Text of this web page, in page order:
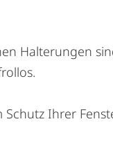
Halterungen
Ihrer